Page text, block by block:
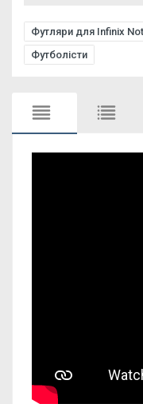
Футляри для Infinix
Футболісти